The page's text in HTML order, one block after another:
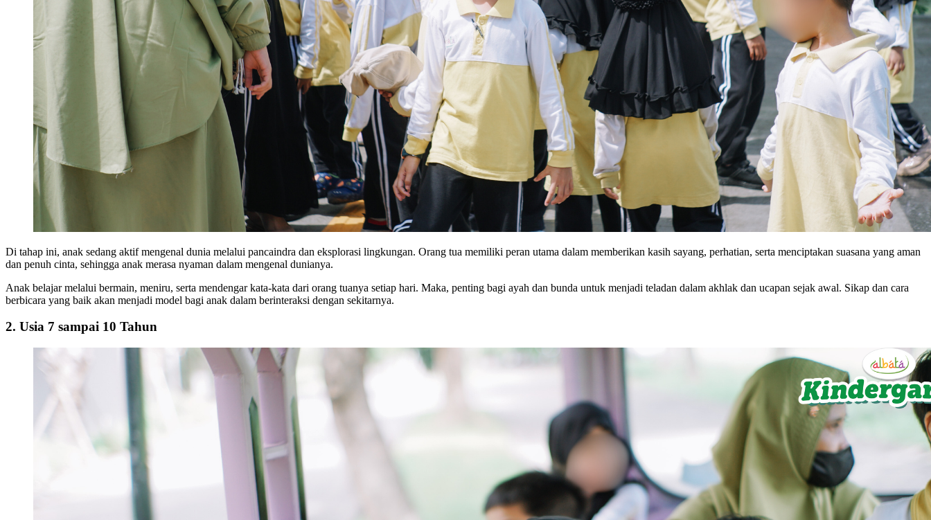
Di tahap ini, anak sedang aktif mengenal dunia melalui pancaindra dan eksplorasi lingkungan. Orang tua memiliki peran utama dalam memberikan kasih sayang, perhatian, serta menciptakan suasana yang aman
dan penuh cinta, sehingga anak merasa nyaman dalam mengenal dunianya.
Anak belajar melalui bermain, meniru, serta mendengar kata-kata dari orang tuanya setiap hari. Maka, penting bagi ayah dan bunda untuk menjadi teladan dalam akhlak dan ucapan sejak awal. Sikap dan cara
berbicara yang baik akan menjadi model bagi anak dalam berinteraksi dengan sekitarnya.
2. Usia 7 sampai 10 Tahun